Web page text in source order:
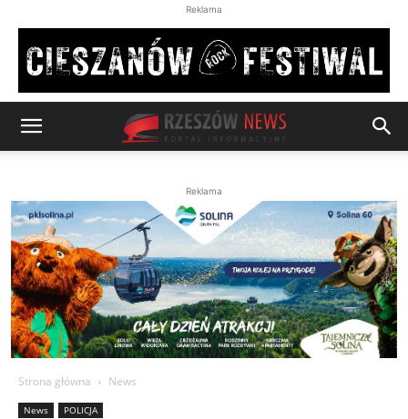
Reklama
Reklama
Strona główna News
News POLICJA